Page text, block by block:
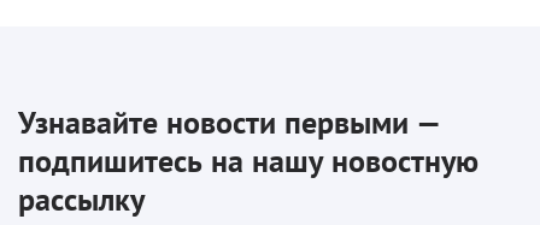
Узнавайте новости первыми —
подпишитесь на нашу новостную
рассылку